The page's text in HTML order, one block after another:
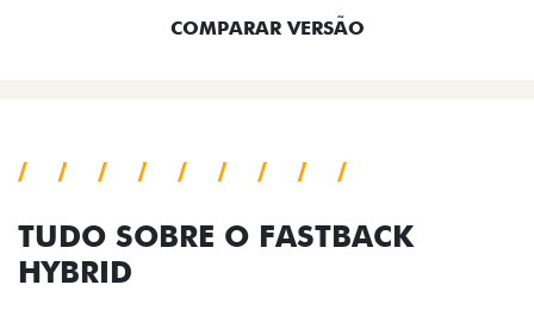
COMPARAR VERSÃO
TUDO SOBRE O FASTBACK
HYBRID